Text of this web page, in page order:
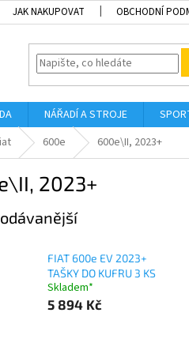
JAK NAKUPOVAT OBCHODNÍ
NÁŘADÍ A STROJE
600e 600e\II, 2023+
2023+
FIAT 600e EV 2023+
TAŠKY DO KUFRU 3 KS
Skladem*
5 894 Kč